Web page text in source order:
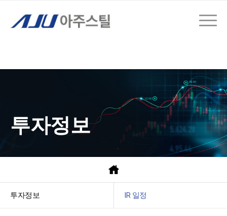
투자정보
투자정보 IR 일정